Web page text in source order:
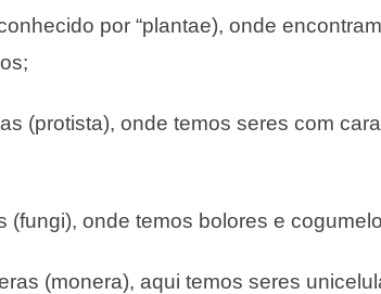
por “plantae), onde
(protista), onde temos seres com
(fungi), onde temos bolores e
(monera), aqui temos seres